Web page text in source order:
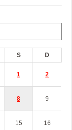
S D
1 2
8 9
15 16